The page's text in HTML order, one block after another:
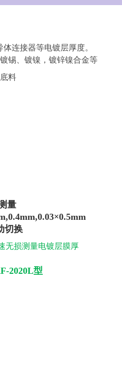
连接器等电镀层厚度。
锡、镀镍，镀锌镍合金等
料
量
×0.5mm
切换
无损测量电镀层膜厚
2020L型